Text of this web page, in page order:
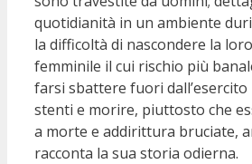
quotidianità in un ambiente
la difficoltà di nascondere la
femminile il cui rischio più
farsi sbattere fuori
stenti e morire, piuttosto che
a morte e addirittura bruciate,
racconta la sua storia odierna.